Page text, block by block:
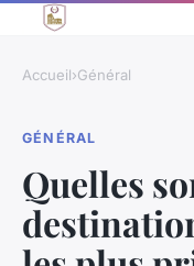
Accueil›Général
GÉNÉRAL
Quelles